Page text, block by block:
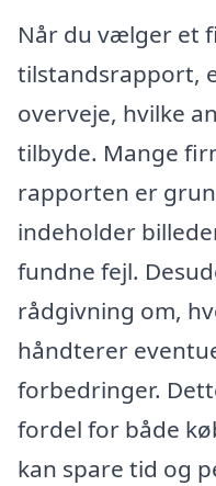
Når du vælger et
tilstandsrapport,
overveje, hvilke
tilbyde. Mange
rapporten er
indeholder
fundne fejl.
rådgivning om,
håndterer
forbedringer.
fordel for både
kan spare tid og